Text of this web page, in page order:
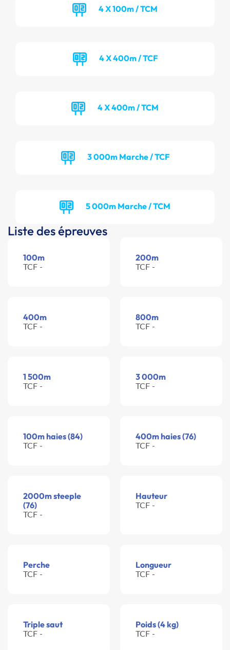
4 X 100m / TCM
4 X 400m / TCF
4 X 400m / TCM
3 000m Marche / TCF
5 000m Marche / TCM
Liste des épreuves
100m
TCF -
200m
TCF -
400m
TCF -
800m
TCF -
1 500m
TCF -
3 000m
TCF -
100m haies (84)
TCF -
400m haies (76)
TCF -
2000m steeple
(76)
TCF -
Hauteur
TCF -
Perche
TCF -
Longueur
TCF -
Triple saut
TCF -
Poids (4 kg)
TCF -